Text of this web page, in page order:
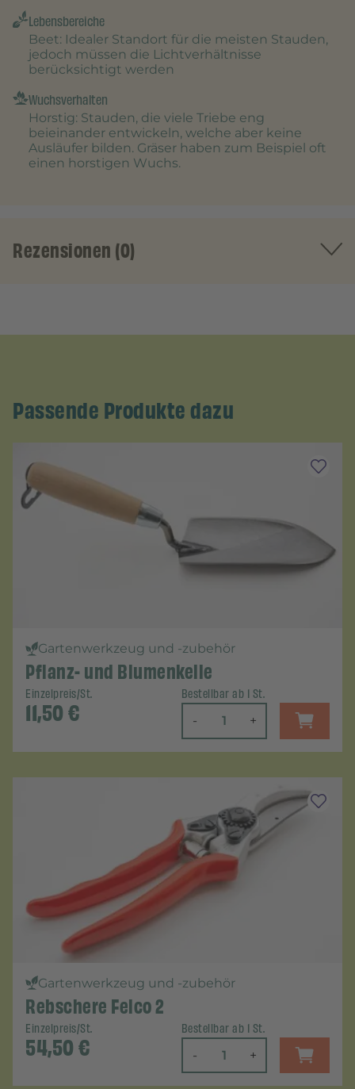
Lebensbereiche
Beet: Idealer Standort für die meisten Stauden,
jedoch müssen die Lichtverhältnisse
berücksichtigt werden
Wuchsverhalten
Horstig: Stauden, die viele Triebe eng
beieinander entwickeln, welche aber keine
Ausläufer bilden. Gräser haben zum Beispiel oft
einen horstigen Wuchs.
Rezensionen (0)
Passende Produkte dazu
Gartenwerkzeug und -zubehör
Pflanz- und Blumenkelle
Einzelpreis/St.
11,50€
Bestellbar ab 1 St.
- +
Gartenwerkzeug und -zubehör
Rebschere Felco 2
Einzelpreis/St.
54,50€
Bestellbar ab 1 St.
- +